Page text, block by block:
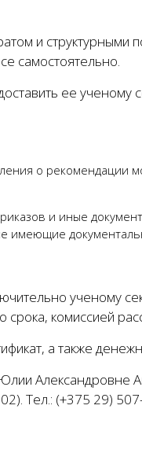
и
самостоятельно.
ее ученому
о рекомендации
и иные
имеющие
ученому
комиссией
а также
Александровне
Тел.: (+375 29)